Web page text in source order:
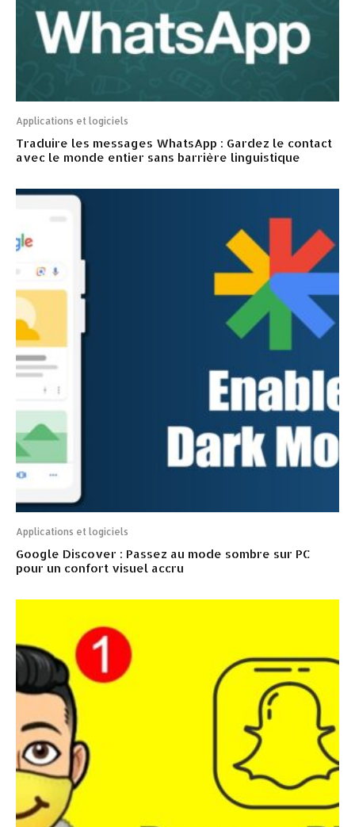
Applications et logiciels
Traduire les messages WhatsApp : Gardez le contact
avec le monde entier sans barrière linguistique
Applications et logiciels
Google Discover : Passez au mode sombre sur PC
pour un confort visuel accru